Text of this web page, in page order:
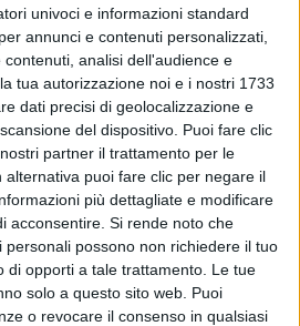
univoci e informazioni standard
annunci e contenuti personalizzati,
analisi dell'audience e
tua autorizzazione noi e i nostri 1733
dati precisi di geolocalizzazione e
del dispositivo. Puoi fare clic
partner il trattamento per le
puoi fare clic per negare il
più dettagliate e modificare
acconsentire. Si rende noto che
possono non richiedere il tuo
di opporti a tale trattamento. Le tue
solo a questo sito web. Puoi
o revocare il consenso in qualsiasi
(02/03/2021)